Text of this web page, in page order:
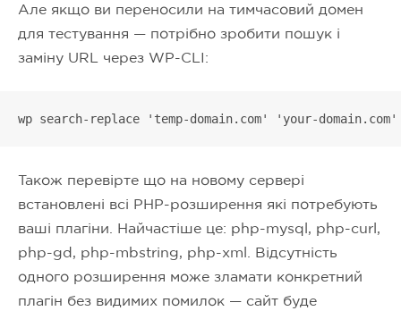
Але якщо ви переносили на тимчасовий домен
для тестування — потрібно зробити пошук і
заміну URL через WP-CLI:
wp search-replace 'temp-domain.com' 'your-
Також перевірте що на новому сервері
встановлені всі PHP-розширення які потребують
ваші плагіни. Найчастіше це: php-mysql, php-curl,
php-gd, php-mbstring, php-xml. Відсутність
одного розширення може зламати конкретний
плагін без видимих помилок — сайт буде